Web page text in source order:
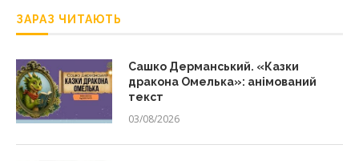
ЗАРАЗ ЧИТАЮТЬ
Сашко Дерманський. «Казки
дракона Омелька»: анімований
текст
03/08/2026